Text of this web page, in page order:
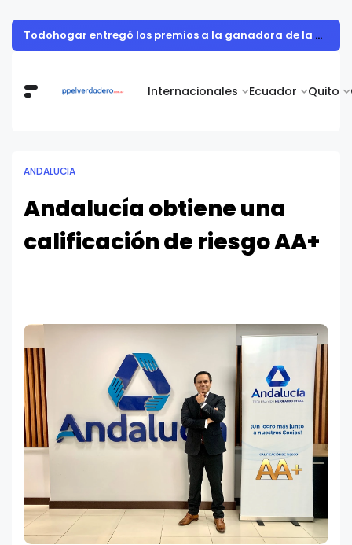
Internacionales Ecuador Quito
Todohogar entregó los premios a la ganadora de la campaña “Puertatlón Futbolero”
ANDALUCIA
Andalucía obtiene una
calificación de riesgo AA+